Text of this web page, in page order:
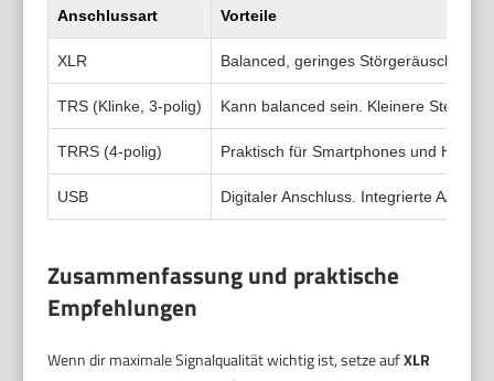
Anschlussart Vorteile
XLR Balanced, geringes Störgeräusch.
TRS (Klinke, 3-polig) Kann balanced sein. Kleinere
TRRS (4-polig) Praktisch für Smartphones und
USB Digitaler Anschluss. Integrierte A/D-
Zusammenfassung und praktische
Empfehlungen
Wenn dir maximale Signalqualität wichtig ist, setze aufXLR